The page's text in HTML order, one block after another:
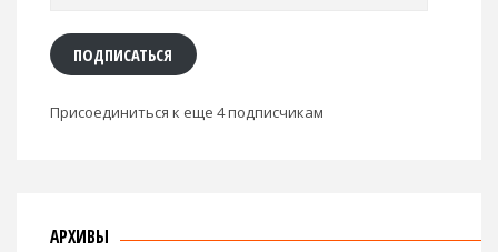
ПОДПИСАТЬСЯ
Присоединиться к еще 4 подписчикам
АРХИВЫ